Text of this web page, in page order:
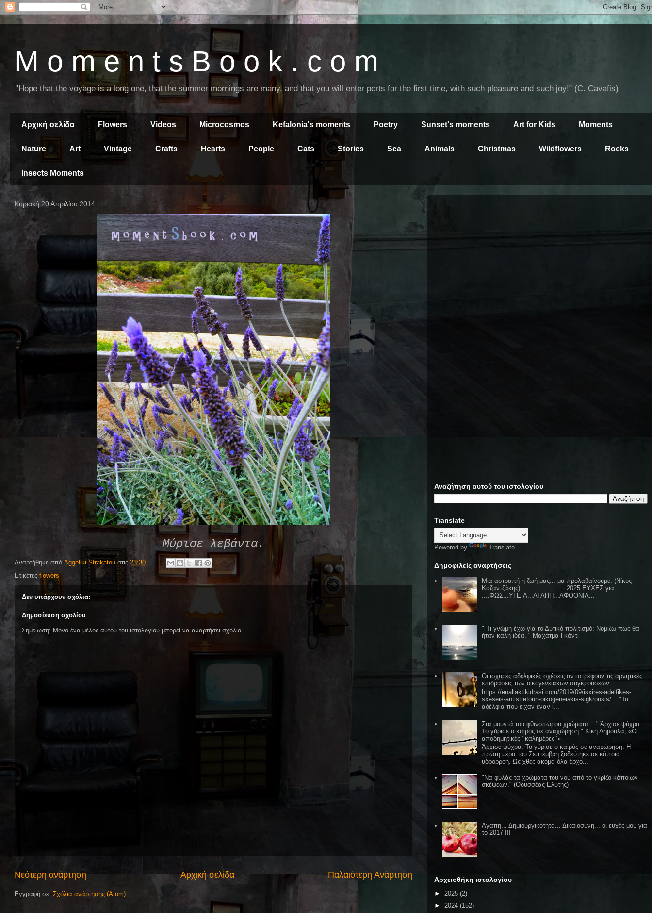
M o m e n t s B o o k . c o m
"Hope that the voyage is a long one, that the summer mornings are many, and that you will enter ports for the first time, with such pleasure and such joy!" (C. Cavafis)
Αρχική σελίδα Flowers Videos Microcosmos Kefalonia's moments Poetry Sunset's moments Art for Kids Moments
Nature Art Vintage Crafts Hearts People Cats Stories Sea Animals Christmas Wildflowers Rocks
Insects Moments
Κυριακή 20 Απριλίου 2014
Μύρισε λεβάντα.
Αναρτήθηκε από Aggeliki Strakatou στις 23:30
Ετικέτες flowers
Δεν υπάρχουν σχόλια:
Δημοσίευση σχολίου
Σημείωση: Μόνο ένα μέλος αυτού του ιστολογίου μπορεί να αναρτήσει σχόλιο.
Νεότερη ανάρτηση Παλαιότερη Ανάρτηση
Αρχική σελίδα
Εγγραφή σε: Σχόλια ανάρτησης (Atom)
Αναζήτηση αυτού του ιστολογίου
Translate
Powered by Translate
Δημοφιλείς αναρτήσεις
Μια αστραπή η ζωή μας... μα προλαβαίνουμε. (Νίκος
Καζαντζάκης)....................... 2025 ΕΥΧΕΣ για
....ΦΩΣ...ΥΓΕΙΑ...ΑΓΑΠΗ...ΑΦΘΟΝΙΑ...
" Τι γνώμη έχω για το Δυτικό πολιτισμό; Νομίζω πως θα
ήταν καλή ιδέα. " Μαχάτμα Γκάντι
Οι ισχυρές αδελφικές σχέσεις αντιστρέφουν τις αρνητικές
επιδράσεις των οικογενειακών συγκρούσεων
https://enallaktikidrasi.com/2019/09/isxires-adelfikes-
sxeseis-antistrefoun-oikogeneiakis-sigkrousis/ ..."Τα
αδέλφια που είχαν έναν ι...
Στα μουντά του φθινοπώρου χρώματα ..." Άρχισε ψύχρα.
Το γύρισε ο καιρός σε αναχώρηση." Κική Δημουλά, «Οι
αποδημητικές ‘’καλημέρες’’»
Άρχισε ψύχρα. Το γύρισε ο καιρός σε αναχώρηση. Η
πρώτη μέρα του Σεπτέμβρη ξοδεύτηκε σε κάποια
υδρορροή. Ως χθες ακόμα όλα έρχο...
"Να φυλάς τα χρώματα του νου από το γκρίζο κάποιων
σκέψεων." (Οδυσσέας Ελύτης)
Αγάπη... Δημιουργικότητα... Δικαιοσύνη... οι ευχές μου για
το 2017 !!!
Αρχειοθήκη ιστολογίου
► 2025 (2)
► 2024 (152)